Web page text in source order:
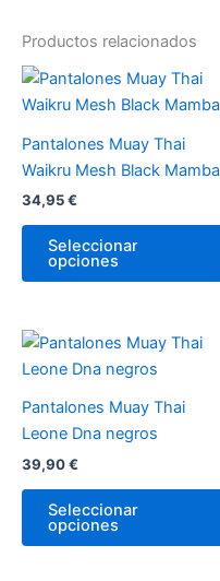
Productos relacionados
Pantalones Muay Thai
Waikru Mesh Black Mamba
34,95€
Seleccionar
opciones
Pantalones Muay Thai
Leone Dna negros
39,90€
Seleccionar
opciones